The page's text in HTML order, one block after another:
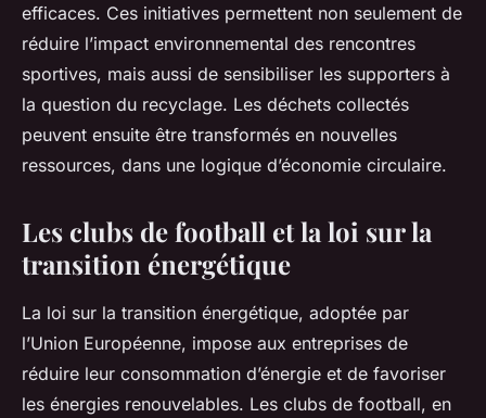
efficaces. Ces initiatives permettent non seulement de
réduire l’impact environnemental des rencontres
sportives, mais aussi de sensibiliser les supporters à
la question du recyclage. Les déchets collectés
peuvent ensuite être transformés en nouvelles
ressources, dans une logique d’économie circulaire.
Les clubs de football et la loi sur la
transition énergétique
La loi sur la transition énergétique, adoptée par
l’Union Européenne, impose aux entreprises de
réduire leur consommation d’énergie et de favoriser
les énergies renouvelables. Les clubs de football, en